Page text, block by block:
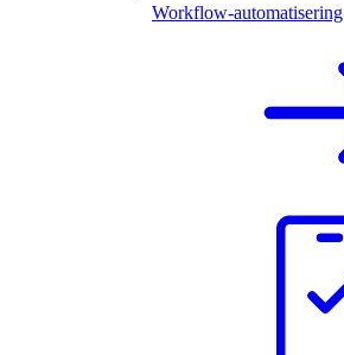
Workflow-automatisering